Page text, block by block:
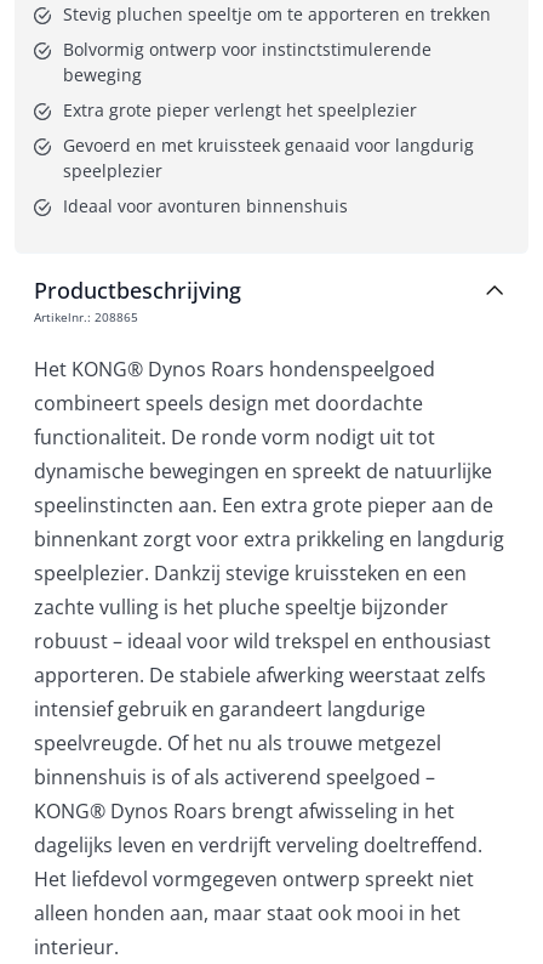
Stevig pluchen speeltje om te apporteren en trekken
Bolvormig ontwerp voor instinctstimulerende
beweging
Extra grote pieper verlengt het speelplezier
Gevoerd en met kruissteek genaaid voor langdurig
speelplezier
Ideaal voor avonturen binnenshuis
Productbeschrijving
Artikelnr.: 208865
Het KONG® Dynos Roars hondenspeelgoed
combineert speels design met doordachte
functionaliteit. De ronde vorm nodigt uit tot
dynamische bewegingen en spreekt de natuurlijke
speelinstincten aan. Een extra grote pieper aan de
binnenkant zorgt voor extra prikkeling en langdurig
speelplezier. Dankzij stevige kruissteken en een
zachte vulling is het pluche speeltje bijzonder
robuust – ideaal voor wild trekspel en enthousiast
apporteren. De stabiele afwerking weerstaat zelfs
intensief gebruik en garandeert langdurige
speelvreugde. Of het nu als trouwe metgezel
binnenshuis is of als activerend speelgoed –
KONG® Dynos Roars brengt afwisseling in het
dagelijks leven en verdrijft verveling doeltreffend.
Het liefdevol vormgegeven ontwerp spreekt niet
alleen honden aan, maar staat ook mooi in het
interieur.